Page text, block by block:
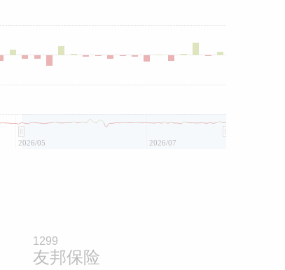
2026/05 2026/07
1299
友邦保险